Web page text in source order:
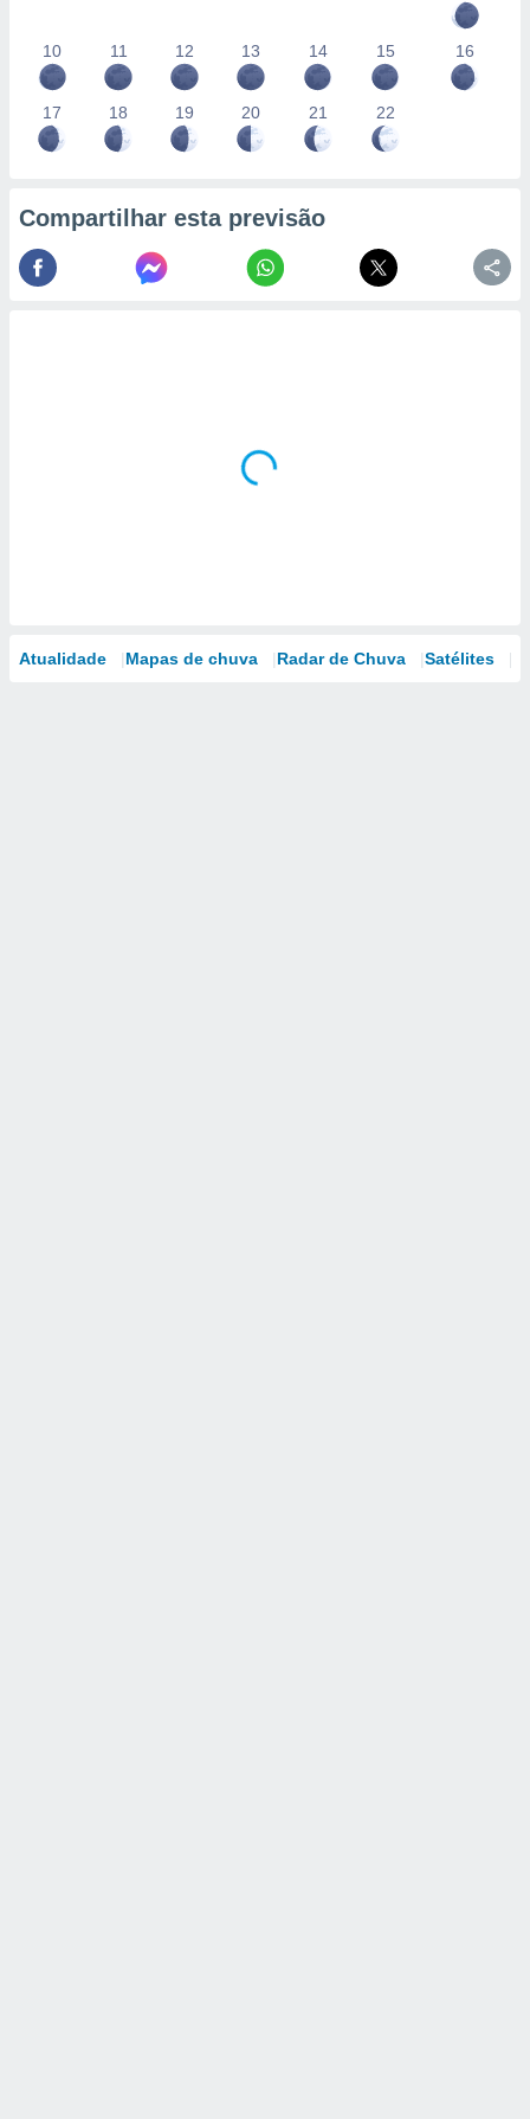
10 11 12 13 14 15 16
17 18 19 20 21 22
Compartilhar esta previsão
Atualidade Mapas de chuva Radar de Chuva Satélites